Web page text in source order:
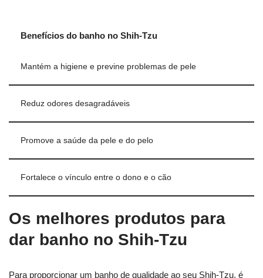
Benefícios do banho no Shih-Tzu
Mantém a higiene e previne problemas de pele
Reduz odores desagradáveis
Promove a saúde da pele e do pelo
Fortalece o vínculo entre o dono e o cão
Os melhores produtos para
dar banho no Shih-Tzu
Para proporcionar um banho de qualidade ao seu Shih-Tzu, é